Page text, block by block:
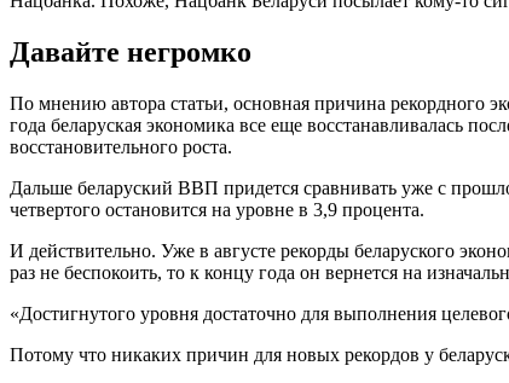
Давайте негромко
По мнению автора статьи, основная причина рекордного
года беларуская экономика все еще восстанавливалась
восстановительного роста.
Дальше беларуский ВВП придется сравнивать уже с
четвертого остановится на уровне в 3,9 процента.
И действительно. Уже в августе рекорды беларуского
раз не беспокоить, то к концу года он вернется на
«Достигнутого уровня достаточно для выполнения
Потому что никаких причин для новых рекордов у